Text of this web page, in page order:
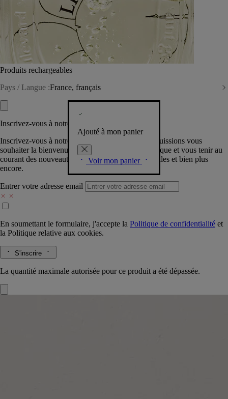
Produits rechargeables
Pays / Langue :France, français
Ajouté à mon panier
Voir mon panier
Inscrivez-vous à notre Newsletter
Inscrivez-vous à notre newsletter pour que nous puissions vous
souhaiter la bienvenue dans la communauté Diptyque et vous tenir au
courant des nouveautés, événements, offres spéciales et bien plus
encore.
Entrer votre adresse email
En soumettant le formulaire, j'accepte la Politique de confidentialité et
la Politique relative aux cookies.
S'inscrire
La quantité maximale autorisée pour ce produit a été dépassée.